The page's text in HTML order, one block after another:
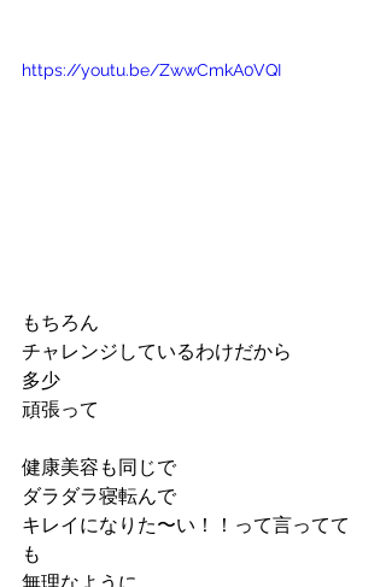
https://youtu.be/ZwwCmkA0VQI
もちろん
チャレンジしているわけだから
多少
頑張って
健康美容も同じで
ダラダラ寝転んで
キレイになりた〜い！！って言ってて
も